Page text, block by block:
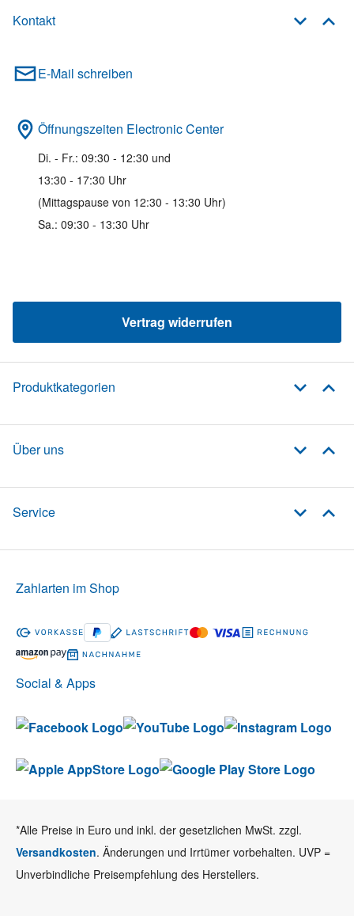
Kontakt
E-Mail schreiben
Öffnungszeiten Electronic Center
Di. - Fr.: 09:30 - 12:30 und
13:30 - 17:30 Uhr
(Mittagspause von 12:30 - 13:30 Uhr)
Sa.: 09:30 - 13:30 Uhr
Vertrag widerrufen
Produktkategorien
Über uns
Service
Social & Apps
Zahlarten im Shop
*Alle Preise in Euro und inkl. der gesetzlichen MwSt. zzgl.
Versandkosten. Änderungen und Irrtümer vorbehalten. UVP =
Unverbindliche Preisempfehlung des Herstellers.